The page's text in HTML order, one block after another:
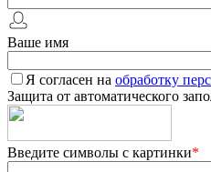
Ваше имя
Я согласен на обработку
Защита от автоматического
Введите символы с картинки*